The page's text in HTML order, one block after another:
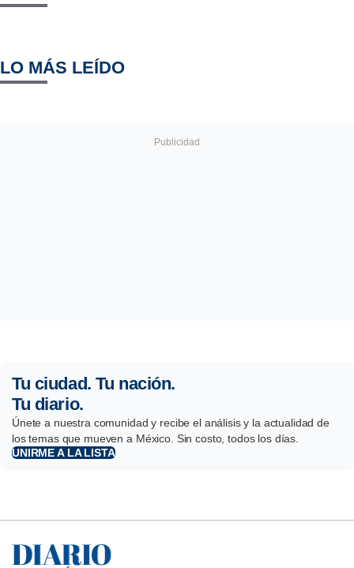
LO MÁS LEÍDO
Tu ciudad. Tu nación.
Tu diario.
Únete a nuestra comunidad y recibe el análisis y la actualidad de
los temas que mueven a México. Sin costo, todos los días.
UNIRME A LA LISTA